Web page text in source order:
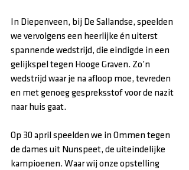
In Diepenveen, bij De Sallandse, speelden
we vervolgens een heerlijke én uiterst
spannende wedstrijd, die eindigde in een
gelijkspel tegen Hooge Graven. Zo’n
wedstrijd waar je na afloop moe, tevreden
en met genoeg gespreksstof voor de nazit
naar huis gaat.
Op 30 april speelden we in Ommen tegen
de dames uit Nunspeet, de uiteindelijke
kampioenen. Waar wij onze opstelling